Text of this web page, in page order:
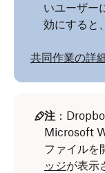
いユーザー
効にすると
共同作業の詳
注 ：
Microsoft
ファイルを
ッジが表示